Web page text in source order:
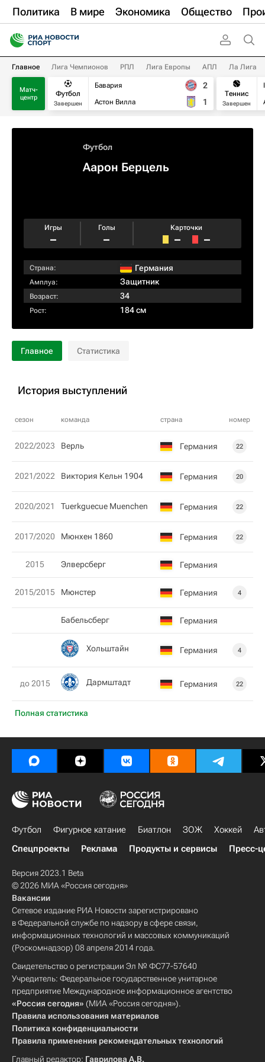
Политика В мире Экономика Общество
Главное Лига Чемпионов РПЛ Лига Европы АПЛ Ла Лига
Матч-
центр
Футбол
Завершен
Бавария
Астон Вилла
2
1
Теннис
Завершен
Футбол
Аарон Берцель
Игры
–
Голы
–
Карточки
– –
Страна: Германия
Амплуа: Защитник
Возраст: 34
Рост: 184 см
Главное Статистика
История выступлений
сезон команда страна номер
Полная статистика
2022/2023 Верль Германия 22
2021/2022 Виктория Кельн 1904 Германия 20
2020/2021 Tuerkguecue Muenchen Германия 22
2017/2020 Мюнхен 1860 Германия 22
2015 Элверсберг Германия
2015/2015 Мюнстер Германия 4
Бабельсберг Германия
Хольштайн Германия 4
до 2015 Дармштадт Германия 22
Футбол Фигурное катание Биатлон ЗОЖ Хоккей
Спецпроекты
Реклама Продукты и сервисы Пресс-
Версия 2023.1 Beta
© 2026 МИА «Россия сегодня»
Вакансии
Сетевое издание РИА Новости зарегистрировано
в Федеральной службе по надзору в сфере связи,
информационных технологий и массовых коммуникаций
(Роскомнадзор) 08 апреля 2014 года.
Свидетельство о регистрации Эл № ФС77-57640
Учредитель: Федеральное государственное унитарное
предприятие Международное информационное агентство
«Россия сегодня» (МИА «Россия сегодня»).
Правила использования материалов
Политика конфиденциальности
Правила применения рекомендательных технологий
Главный редактор: Гаврилова А.В.